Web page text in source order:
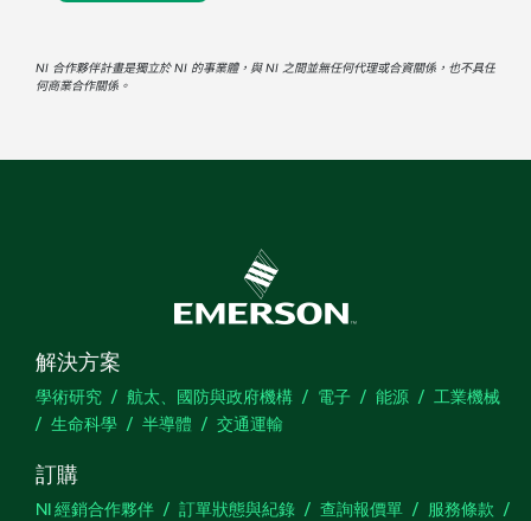
NI 合作夥伴計畫是獨立於 NI 的事業體，與 NI 之間並無任何代理或合資關係，也不具任
何商業合作關係。
解決方案
學術研究 航太、國防與政府機構 電子 能源
工業機械
生命科學
半導體 交通運輸
訂購
NI 經銷合作夥伴 訂單狀態與紀錄 查詢報價單
服務條款